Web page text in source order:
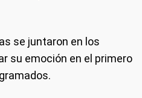
se juntaron en los
su emoción en el primero